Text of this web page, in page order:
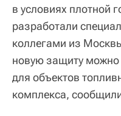
в условиях плотной
разработали
коллегами из
новую защиту можно
для объектов
комплекса,